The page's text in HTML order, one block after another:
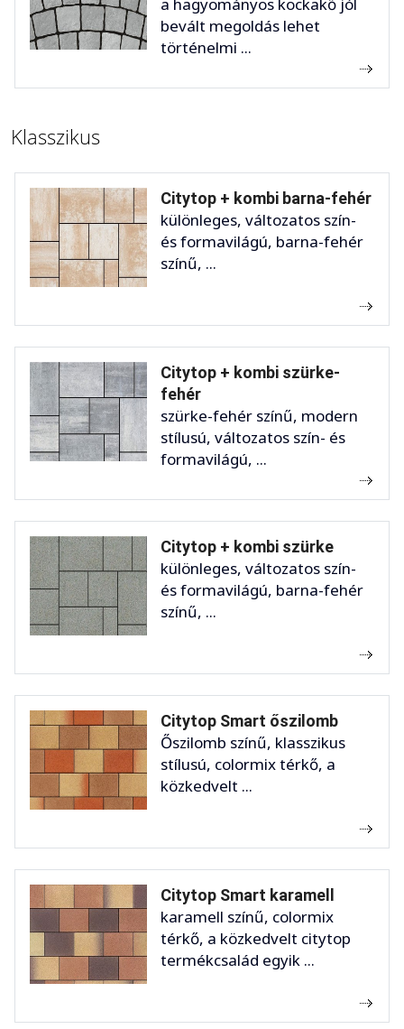
a hagyományos kockakő jól
bevált megoldás lehet
történelmi ...
Klasszikus
Citytop + kombi barna-fehér
különleges, változatos szín-
és formavilágú, barna-fehér
színű, ...
Citytop + kombi szürke-
fehér
szürke-fehér színű, modern
stílusú, változatos szín- és
formavilágú, ...
Citytop + kombi szürke
különleges, változatos szín-
és formavilágú, barna-fehér
színű, ...
Citytop Smart őszilomb
Őszilomb színű, klasszikus
stílusú, colormix térkő, a
közkedvelt ...
Citytop Smart karamell
karamell színű, colormix
térkő, a közkedvelt citytop
termékcsalád egyik ...